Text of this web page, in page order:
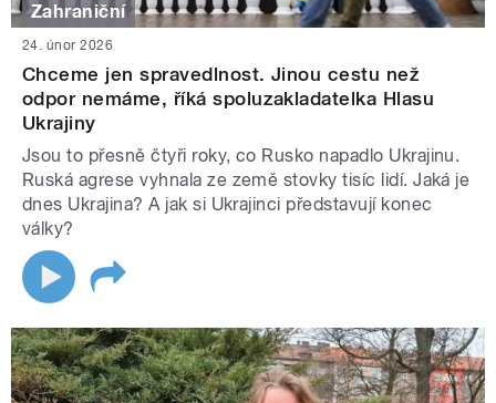
Zahraniční
24. únor 2026
Chceme jen spravedlnost. Jinou cestu než
odpor nemáme, říká spoluzakladatelka Hlasu
Ukrajiny
Jsou to přesně čtyři roky, co Rusko napadlo Ukrajinu.
Ruská agrese vyhnala ze země stovky tisíc lidí. Jaká je
dnes Ukrajina? A jak si Ukrajinci představují konec
války?